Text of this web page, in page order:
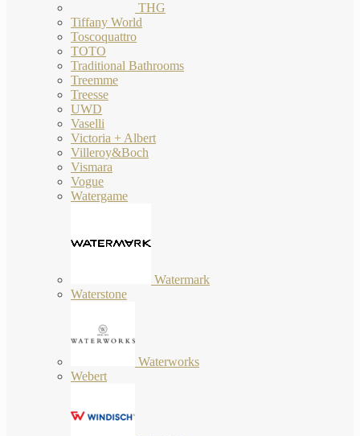
THG
Tiffany World
Toscoquattro
TOTO
Traditional Bathrooms
Treemme
Treesse
UWD
Vaselli
Victoria + Albert
Villeroy&Boch
Vismara
Vogue
Watergame
Watermark
Waterstone
Waterworks
Webert